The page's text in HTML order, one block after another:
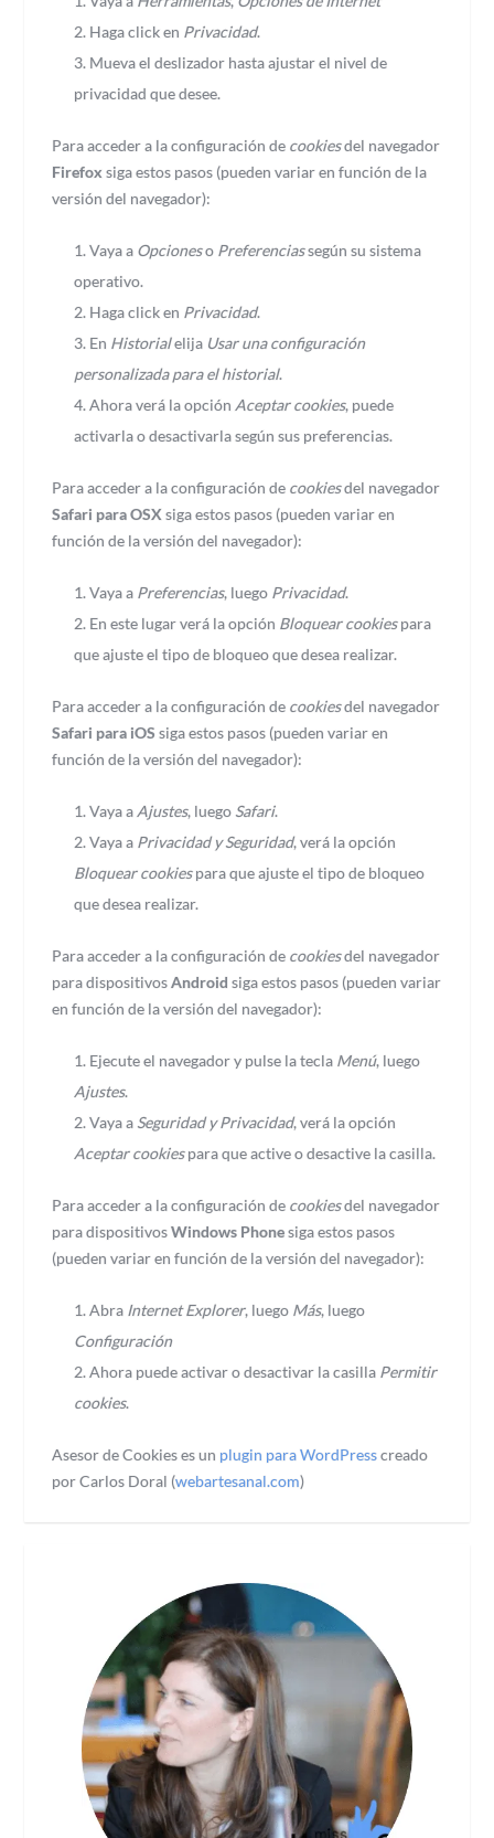
Haga click en Privacidad.
Mueva el deslizador hasta ajustar el nivel de
privacidad que desee.
Para acceder a la configuración de cookiesdel navegador
Firefox siga estos pasos (pueden variar en función de la
versión del navegador):
Vaya a Opcioneso Preferenciassegún su sistema
operativo.
Haga click en Privacidad.
En Historialelija Usar una configuración
personalizada para el historial.
Ahora verá la opción Aceptar cookies, puede
activarla o desactivarla según sus preferencias.
Para acceder a la configuración de cookiesdel navegador
Safari para OSX siga estos pasos (pueden variar en
función de la versión del navegador):
Vaya a Preferencias, luego Privacidad.
En este lugar verá la opción Bloquear cookiespara
que ajuste el tipo de bloqueo que desea realizar.
Para acceder a la configuración de cookiesdel navegador
Safari para iOS siga estos pasos (pueden variar en
función de la versión del navegador):
Vaya a Ajustes, luego Safari.
Vaya a Privacidad y Seguridad, verá la opción
Bloquear cookiespara que ajuste el tipo de bloqueo
que desea realizar.
Para acceder a la configuración de cookiesdel navegador
para dispositivosAndroid siga estos pasos (pueden variar
en función de la versión del navegador):
Ejecute el navegador y pulse la tecla Menú, luego
Ajustes.
Vaya a Seguridad y Privacidad, verá la opción
Aceptar cookiespara que active o desactive la casilla.
Para acceder a la configuración de cookiesdel navegador
para dispositivosWindows Phonesiga estos pasos
(pueden variar en función de la versión del navegador):
Abra Internet Explorer, luego Más, luego
Configuración
Ahora puede activar o desactivar la casilla Permitir
cookies.
Asesor de Cookies es un plugin para WordPresscreado
por Carlos Doral (webartesanal.com)